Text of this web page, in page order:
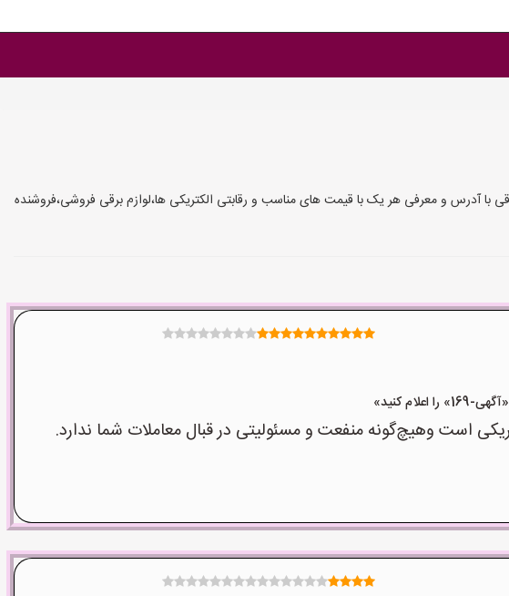
با آدرس و معرفی هر یک با قیمت های مناسب و رقابتی الکتریکی ها،لوازم برقی فروشی،فروشنده
کنید»
است وهیچ‌گونه منفعت و مسئولیتی در قبال معاملات شما ندارد.